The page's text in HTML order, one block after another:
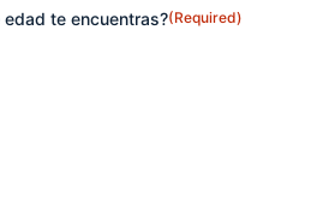
edad te encuentras?(Required)